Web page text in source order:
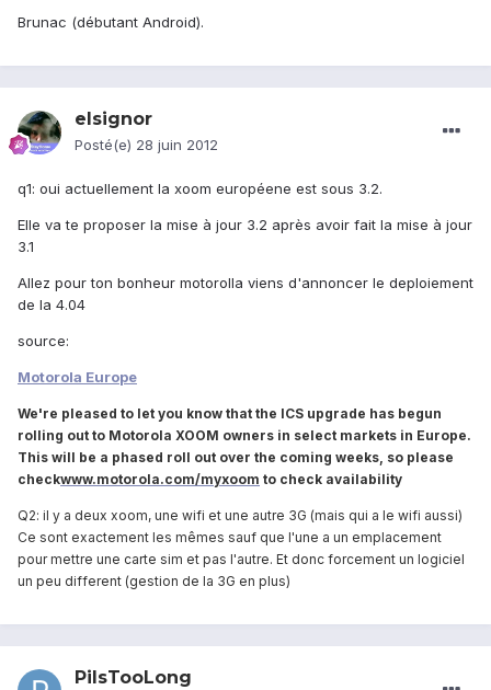
Brunac (débutant Android).
elsignor
Posté(e) 28 juin 2012
q1: oui actuellement la xoom européene est sous 3.2.
Elle va te proposer la mise à jour 3.2 après avoir fait la mise à jour
3.1
Allez pour ton bonheur motorolla viens d'annoncer le deploiement
de la 4.04
source:
Motorola Europe
We're pleased to let you know that the ICS upgrade has begun
rolling out to Motorola XOOM owners in select markets in Europe.
This will be a phased roll out over the coming weeks, so please
checkwww.motorola.com/myxoom to check availability
Q2: il y a deux xoom, une wifi et une autre 3G (mais qui a le wifi aussi)
Ce sont exactement les mêmes sauf que l'une a un emplacement
pour mettre une carte sim et pas l'autre. Et donc forcement un logiciel
un peu different (gestion de la 3G en plus)
PiIsTooLong